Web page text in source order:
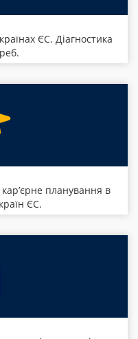
ЄС. Діагностика
планування в
ЄС.